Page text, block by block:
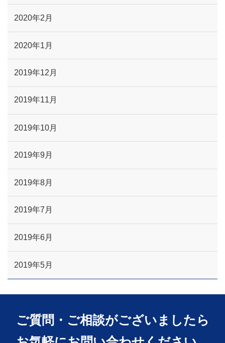
2020年2月
2020年1月
2019年12月
2019年11月
2019年10月
2019年9月
2019年8月
2019年7月
2019年6月
2019年5月
ご質問・ご相談がございましたら